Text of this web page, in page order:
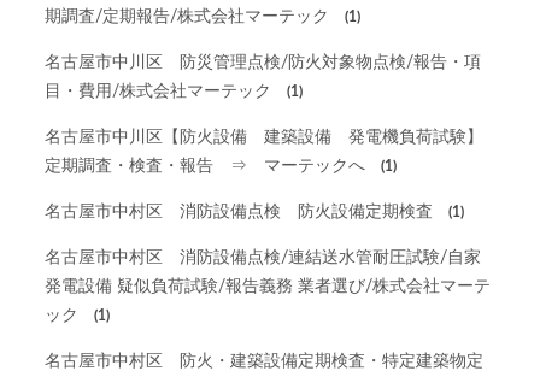
期調査/定期報告/株式会社マーテック
(1)
名古屋市中川区 防災管理点検/防火対象物点検/報告・項
目・費用/株式会社マーテック
(1)
名古屋市中川区【防火設備 建築設備 発電機負荷試験】
定期調査・検査・報告 ⇒ マーテックへ
(1)
名古屋市中村区 消防設備点検 防火設備定期検査 (1)
名古屋市中村区 消防設備点検/連結送水管耐圧試験/自家
発電設備 疑似負荷試験/報告義務 業者選び/株式会社マーテ
ック
(1)
名古屋市中村区 防火・建築設備定期検査・特定建築物定